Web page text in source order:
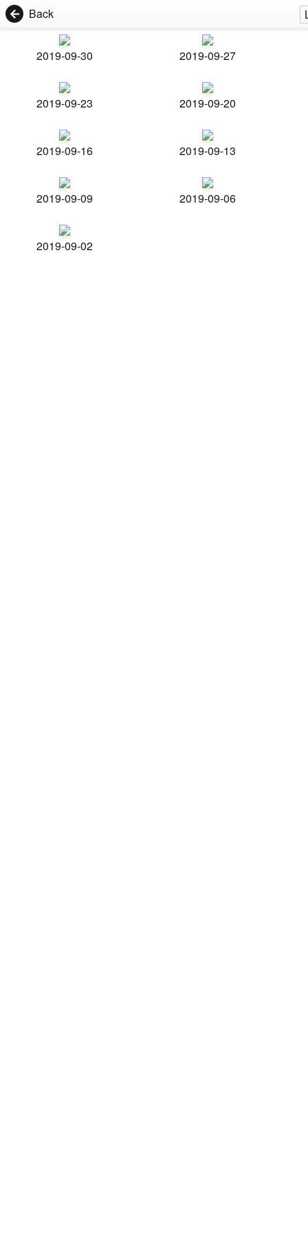
Back
2019-09-30 2019-09-27
2019-09-23 2019-09-20
2019-09-16 2019-09-13
2019-09-09 2019-09-06
2019-09-02